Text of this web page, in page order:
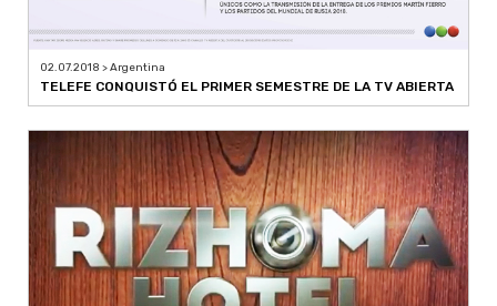
02.07.2018 > Argentina
TELEFE CONQUISTÓ EL PRIMER SEMESTRE DE LA TV ABIERTA